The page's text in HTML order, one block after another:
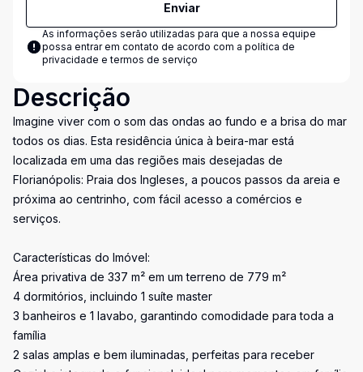
Enviar
As informações serão utilizadas para que a nossa equipe
possa entrar em contato de acordo com a política de
privacidade e termos de serviço
Descrição
Imagine viver com o som das ondas ao fundo e a brisa do mar
todos os dias. Esta residência única à beira-mar está
localizada em uma das regiões mais desejadas de
Florianópolis: Praia dos Ingleses, a poucos passos da areia e
próxima ao centrinho, com fácil acesso a comércios e
serviços.
Características do Imóvel:
Área privativa de 337 m² em um terreno de 779 m²
4 dormitórios, incluindo 1 suíte master
3 banheiros e 1 lavabo, garantindo comodidade para toda a
família
2 salas amplas e bem iluminadas, perfeitas para receber